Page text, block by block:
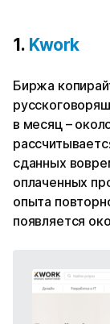
1. Kwork
Биржа
в месяц –
сданных
оплаченных
опыта
появляется